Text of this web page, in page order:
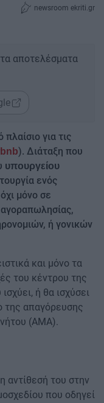
newsroom ekriti.gr
αποτελέσματα
για τις
). Διάταξη που
υπουργείου
ενός
μόνο σε
ή γονικών
και μόνο τα
του κέντρου της
ή θα ισχύσει
της απαγόρευσης
(ΑΜΑ).
αντίθεσή του στην
που οδηγεί